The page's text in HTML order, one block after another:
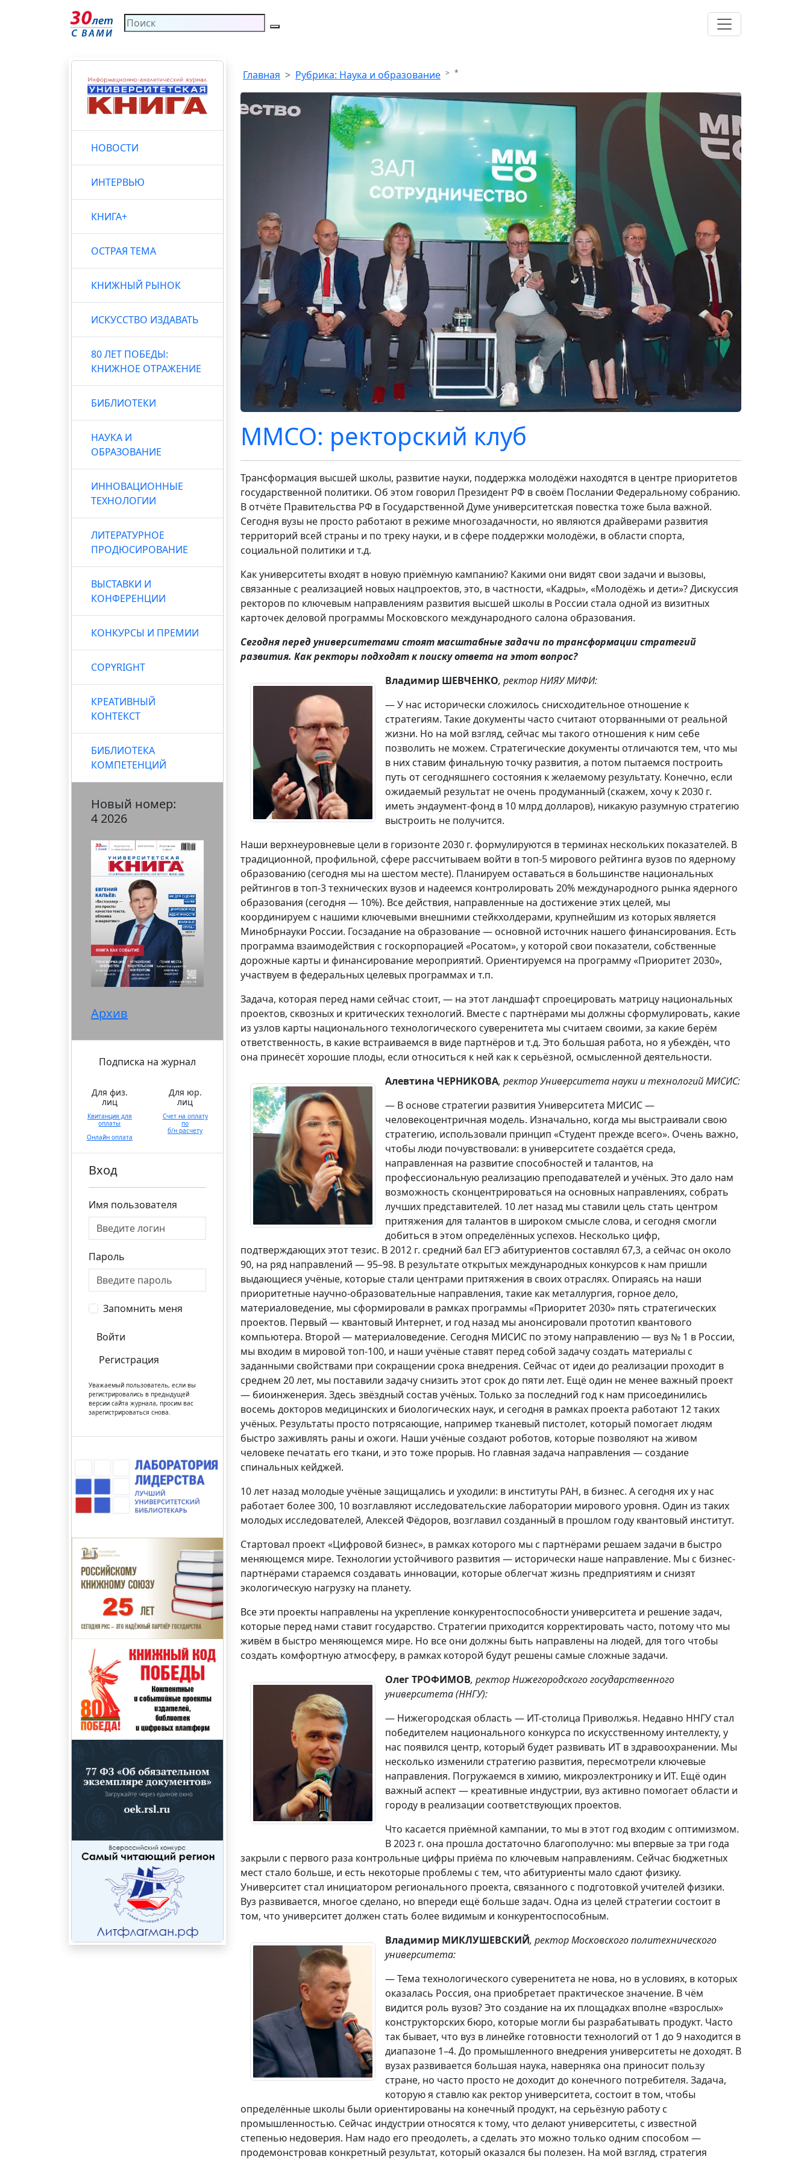
НОВОСТИ
ИНТЕРВЬЮ
КНИГА+
ОСТРАЯ ТЕМА
КНИЖНЫЙ РЫНОК
ИСКУССТВО ИЗДАВАТЬ
80 ЛЕТ ПОБЕДЫ:
КНИЖНОЕ ОТРАЖЕНИЕ
БИБЛИОТЕКИ
НАУКА И
ОБРАЗОВАНИЕ
ИННОВАЦИОННЫЕ
ТЕХНОЛОГИИ
ЛИТЕРАТУРНОЕ
ПРОДЮСИРОВАНИЕ
ВЫСТАВКИ И
КОНФЕРЕНЦИИ
КОНКУРСЫ И ПРЕМИИ
COPYRIGHT
КРЕАТИВНЫЙ
КОНТЕКСТ
БИБЛИОТЕКА
КОМПЕТЕНЦИЙ
Новый номер:
4 2026
Архив
Подписка на журнал
Для физ.
лиц
Квитанция для
оплаты
Онлайн оплата
Для юр.
лиц
Счет на оплату
по
б/н расчету
Вход
Имя пользователя
Пароль
Запомнить меня
Войти
Регистрация
Уважаемый пользователь, если вы
регистрировались в предыдущей
версии сайта журнала, просим вас
зарегистрироваться снова.
Главная Рубрика: Наука и образование *
ММСО: ректорский клуб
Трансформация высшей школы, развитие науки, поддержка молодёжи находятся в центре приоритетов
государственной политики. Об этом говорил Президент РФ в своём Послании Федеральному собранию.
В отчёте Правительства РФ в Государственной Думе университетская повестка тоже была важной.
Сегодня вузы не просто работают в режиме многозадачности, но являются драйверами развития
территорий всей страны и по треку науки, и в сфере поддержки молодёжи, в области спорта,
социальной политики и т.д.
Как университеты входят в новую приёмную кампанию? Какими они видят свои задачи и вызовы,
связанные с реализацией новых нацпроектов, это, в частности, «Кадры», «Молодёжь и дети»? Дискуссия
ректоров по ключевым направлениям развития высшей школы в России стала одной из визитных
карточек деловой программы Московского международного салона образования.
Сегодня перед университетами стоят масштабные задачи по трансформации стратегий
развития. Как ректоры подходят к поиску ответа на этот вопрос?
Владимир ШЕВЧЕНКО, ректор НИЯУ МИФИ:
— У нас исторически сложилось снисходительное отношение к
стратегиям. Такие документы часто считают оторванными от реальной
жизни. Но на мой взгляд, сейчас мы такого отношения к ним себе
позволить не можем. Стратегические документы отличаются тем, что мы
в них ставим финальную точку развития, а потом пытаемся построить
путь от сегодняшнего состояния к желаемому результату. Конечно, если
ожидаемый результат не очень продуманный (скажем, хочу к 2030 г.
иметь эндаумент-фонд в 10 млрд долларов), никакую разумную стратегию
выстроить не получится.
Наши верхнеуровневые цели в горизонте 2030 г. формулируются в терминах нескольких показателей. В
традиционной, профильной, сфере рассчитываем войти в топ-5 мирового рейтинга вузов по ядерному
образованию (сегодня мы на шестом месте). Планируем оставаться в большинстве национальных
рейтингов в топ-3 технических вузов и надеемся контролировать 20% международного рынка ядерного
образования (сегодня — 10%). Все действия, направленные на достижение этих целей, мы
координируем с нашими ключевыми внешними стейкхолдерами, крупнейшим из которых является
Минобрнауки России. Госзадание на образование — основной источник нашего финансирования. Есть
программа взаимодействия с госкорпорацией «Росатом», у которой свои показатели, собственные
дорожные карты и финансирование мероприятий. Ориентируемся на программу «Приоритет 2030»,
участвуем в федеральных целевых программах и т.п.
Задача, которая перед нами сейчас стоит, — на этот ландшафт спроецировать матрицу национальных
проектов, сквозных и критических технологий. Вместе с партнёрами мы должны сформулировать, какие
из узлов карты национального технологического суверенитета мы считаем своими, за какие берём
ответственность, в какие встраиваемся в виде партнёров и т.д. Это большая работа, но я убеждён, что
она принесёт хорошие плоды, если относиться к ней как к серьёзной, осмысленной деятельности.
Алевтина ЧЕРНИКОВА, ректор Университета науки и технологий МИСИС:
— В основе стратегии развития Университета МИСИС —
человекоцентричная модель. Изначально, когда мы выстраивали свою
стратегию, использовали принцип «Студент прежде всего». Очень важно,
чтобы люди почувствовали: в университете создаётся среда,
направленная на развитие способностей и талантов, на
профессиональную реализацию преподавателей и учёных. Это дало нам
возможность сконцентрироваться на основных направлениях, собрать
лучших представителей. 10 лет назад мы ставили цель стать центром
притяжения для талантов в широком смысле слова, и сегодня смогли
добиться в этом определённых успехов. Несколько цифр,
подтверждающих этот тезис. В 2012 г. средний бал ЕГЭ абитуриентов составлял 67,3, а сейчас он около
90, на ряд направлений — 95–98. В результате открытых международных конкурсов к нам пришли
выдающиеся учёные, которые стали центрами притяжения в своих отраслях. Опираясь на наши
приоритетные научно-образовательные направления, такие как металлургия, горное дело,
материаловедение, мы сформировали в рамках программы «Приоритет 2030» пять стратегических
проектов. Первый — квантовый Интернет, и год назад мы анонсировали прототип квантового
компьютера. Второй — материаловедение. Сегодня МИСИС по этому направлению — вуз № 1 в России,
мы входим в мировой топ-100, и наши учёные ставят перед собой задачу создать материалы с
заданными свойствами при сокращении срока внедрения. Сейчас от идеи до реализации проходит в
среднем 20 лет, мы поставили задачу снизить этот срок до пяти лет. Ещё один не менее важный проект
— биоинженерия. Здесь звёздный состав учёных. Только за последний год к нам присоединились
восемь докторов медицинских и биологических наук, и сегодня в рамках проекта работают 12 таких
учёных. Результаты просто потрясающие, например тканевый пистолет, который помогает людям
быстро заживлять раны и ожоги. Наши учёные создают роботов, которые позволяют на живом
человеке печатать его ткани, и это тоже прорыв. Но главная задача направления — создание
спинальных кейджей.
10 лет назад молодые учёные защищались и уходили: в институты РАН, в бизнес. А сегодня их у нас
работает более 300, 10 возглавляют исследовательские лаборатории мирового уровня. Один из таких
молодых исследователей, Алексей Фёдоров, возглавил созданный в прошлом году квантовый институт.
Стартовал проект «Цифровой бизнес», в рамках которого мы с партнёрами решаем задачи в быстро
меняющемся мире. Технологии устойчивого развития — исторически наше направление. Мы с бизнес-
партнёрами стараемся создавать инновации, которые облегчат жизнь предприятиям и снизят
экологическую нагрузку на планету.
Все эти проекты направлены на укрепление конкурентоспособности университета и решение задач,
которые перед нами ставит государство. Стратегии приходится корректировать часто, потому что мы
живём в быстро меняющемся мире. Но все они должны быть направлены на людей, для того чтобы
создать комфортную атмосферу, в рамках которой будут решены самые сложные задачи.
Олег ТРОФИМОВ, ректор Нижегородского государственного
университета (ННГУ):
— Нижегородская область — ИТ-столица Приволжья. Недавно ННГУ стал
победителем национального конкурса по искусственному интеллекту, у
нас появился центр, который будет развивать ИТ в здравоохранении. Мы
несколько изменили стратегию развития, пересмотрели ключевые
направления. Погружаемся в химию, микроэлектронику и ИТ. Ещё один
важный аспект — креативные индустрии, вуз активно помогает области и
городу в реализации соответствующих проектов.
Что касается приёмной кампании, то мы в этот год входим с оптимизмом.
В 2023 г. она прошла достаточно благополучно: мы впервые за три года
закрыли с первого раза контрольные цифры приёма по ключевым направлениям. Сейчас бюджетных
мест стало больше, и есть некоторые проблемы с тем, что абитуриенты мало сдают физику.
Университет стал инициатором регионального проекта, связанного с подготовкой учителей физики.
Вуз развивается, многое сделано, но впереди ещё больше задач. Одна из целей стратегии состоит в
том, что университет должен стать более видимым и конкурентоспособным.
Владимир МИКЛУШЕВСКИЙ, ректор Московского политехнического
университета:
— Тема технологического суверенитета не нова, но в условиях, в которых
оказалась Россия, она приобретает практическое значение. В чём
видится роль вузов? Это создание на их площадках вполне «взрослых»
конструкторских бюро, которые могли бы разрабатывать продукт. Часто
так бывает, что вуз в линейке готовности технологий от 1 до 9 находится в
диапазоне 1–4. До промышленного внедрения университеты не доходят. В
вузах развивается большая наука, наверняка она приносит пользу
стране, но часто просто не доходит до конечного потребителя. Задача,
которую я ставлю как ректор университета, состоит в том, чтобы
определённые школы были ориентированы на конечный продукт, на серьёзную работу с
промышленностью. Сейчас индустрии относятся к тому, что делают университеты, с известной
степенью недоверия. Нам надо его преодолеть, а сделать это можно только одним способом —
продемонстровав конкретный результат, который оказался бы полезен. На мой взгляд, стратегия